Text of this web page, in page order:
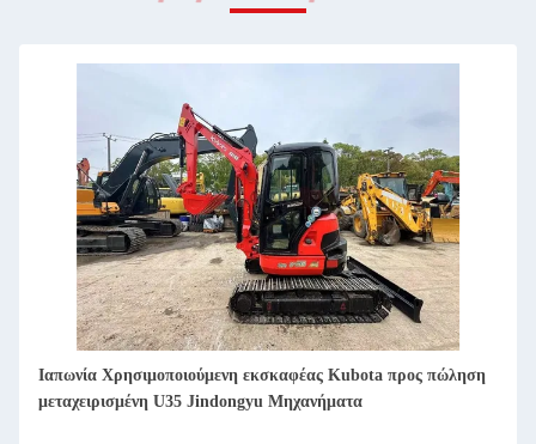
Ιαπωνία Χρησιμοποιούμενη εκσκαφέας Kubota προς πώληση
μεταχειρισμένη U15 Jindongyu Μηχανήματα